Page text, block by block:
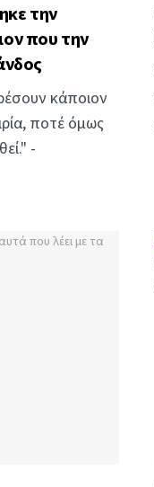
την
που την
κάποιον
ποτέ όμως
-